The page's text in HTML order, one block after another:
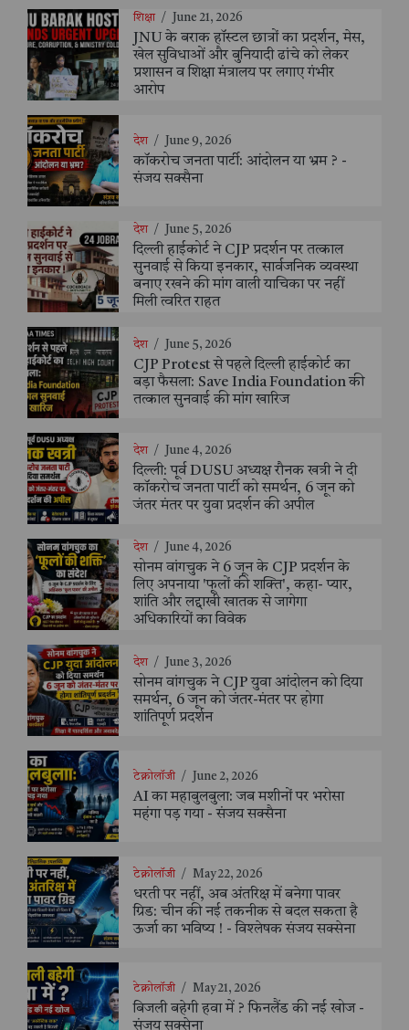
शिक्षा / June 21, 2026
JNU के बराक हॉस्टल छात्रों का प्रदर्शन, मेस,
खेल सुविधाओं और बुनियादी ढांचे को लेकर
प्रशासन व शिक्षा मंत्रालय पर लगाए गंभीर
आरोप
देश / June 9, 2026
कॉकरोच जनता पार्टी: आंदोलन या भ्रम ? -
संजय सक्सैना
देश / June 5, 2026
दिल्ली हाईकोर्ट ने CJP प्रदर्शन पर तत्काल
सुनवाई से किया इनकार, सार्वजनिक व्यवस्था
बनाए रखने की मांग वाली याचिका पर नहीं
मिली त्वरित राहत
देश / June 5, 2026
CJP Protest से पहले दिल्ली हाईकोर्ट का
बड़ा फैसला: Save India Foundation की
तत्काल सुनवाई की मांग खारिज
देश / June 4, 2026
दिल्ली: पूर्व DUSU अध्यक्ष रौनक खत्री ने दी
कॉकरोच जनता पार्टी को समर्थन, 6 जून को
जंतर मंतर पर युवा प्रदर्शन की अपील
देश / June 4, 2026
सोनम वांगचुक ने 6 जून के CJP प्रदर्शन के
लिए अपनाया 'फूलों की शक्ति', कहा- प्यार,
शांति और लद्दाखी खातक से जागेगा
अधिकारियों का विवेक
देश / June 3, 2026
सोनम वांगचुक ने CJP युवा आंदोलन को दिया
समर्थन, 6 जून को जंतर-मंतर पर होगा
शांतिपूर्ण प्रदर्शन
टेक्नोलॉजी / June 2, 2026
AI का महाबुलबुला: जब मशीनों पर भरोसा
महंगा पड़ गया - संजय सक्सैना
टेक्नोलॉजी / May 22, 2026
धरती पर नहीं, अब अंतरिक्ष में बनेगा पावर
ग्रिड: चीन की नई तकनीक से बदल सकता है
ऊर्जा का भविष्य ! - विश्लेषक संजय सक्सेना
टेक्नोलॉजी / May 21, 2026
बिजली बहेगी हवा में ? फिनलैंड की नई खोज -
संजय सक्सेना